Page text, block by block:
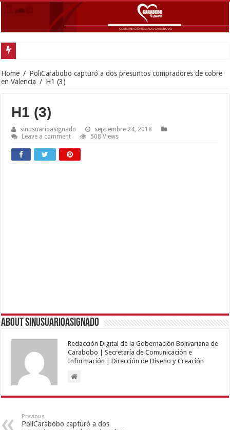
Home / PoliCarabobo capturó a dos presuntos compradores de cobre
en Valencia / H1 (3)
H1 (3)
sinusuarioasignado
septiembre 24, 2018
Leave a comment
508 Views
About sinusuarioasignado
Redacción Digital de la Gobernación Bolivariana de
Carabobo | Secretaría de Comunicación e
Información | Dirección de Diseño y Creación
Previous
PoliCarabobo capturó a dos